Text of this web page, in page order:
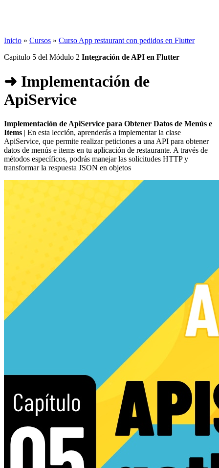
Inicio » Cursos » Curso App restaurant con pedidos en Flutter
Capitulo 5 del Módulo 2 Integración de API en Flutter
➜ Implementación de
ApiService
Implementación de ApiService para Obtener Datos de Menús e
Items | En esta lección, aprenderás a implementar la clase
ApiService, que permite realizar peticiones a una API para obtener
datos de menús e items en tu aplicación de restaurante. A través de
métodos específicos, podrás manejar las solicitudes HTTP y
transformar la respuesta JSON en objetos